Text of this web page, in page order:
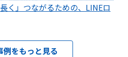
く」つながるための、LINEロ
例をもっと見る